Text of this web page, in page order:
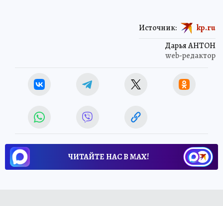
Дарья АНТОН
web-редактор
Источник: kp.ru
ЧИТАЙТЕ НАС В МАХ!